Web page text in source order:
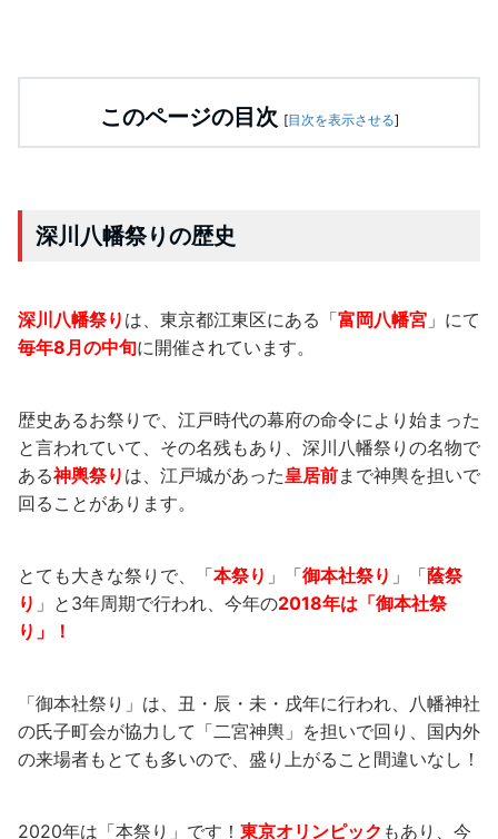
このページの目次 [目次を表示させる]
深川八幡祭りの歴史
深川八幡祭り は、東京都江東区にある「富岡八幡宮 」にて
毎年8月の中旬に開催されています。
歴史あるお祭りで、江戸時代の幕府の命令により始まった
と言われていて、その名残もあり、深川八幡祭りの名物で
ある神輿祭り は、江戸城があった皇居前まで神輿を担いで
回ることがあります。
とても大きな祭りで、「本祭り 」「御本社祭り 」「蔭祭
り 」と3年周期で行われ、今年の2018年は「御本社祭
り」！
「御本社祭り」は、丑・辰・未・戌年に行われ、八幡神社
の氏子町会が協力して「二宮神輿」を担いで回り、国内外
の来場者もとても多いので、盛り上がること間違いなし！
2020年は「本祭り」です！ 東京オリンピック もあり、今